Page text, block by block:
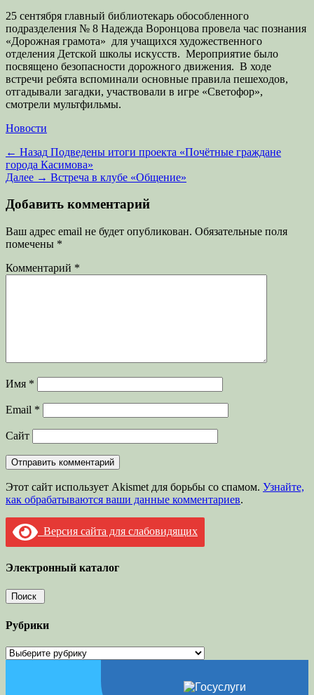
25 сентября главный библиотекарь обособленного
подразделения № 8 Надежда Воронцова провела час познания
«Дорожная грамота» для учащихся художественного
отделения Детской школы искусств. Мероприятие было
посвящено безопасности дорожного движения. В ходе
встречи ребята вспоминали основные правила пешеходов,
отгадывали загадки, участвовали в игре «Светофор»,
смотрели мультфильмы.
Категории
Новости
Навигация
по
← Назад Предыдущая
запись:
Подведены итоги проекта «Почётные граждане
города Касимова»
Далее → Следующая
Встреча в клубе «Общение»
Добавить комментарий
Ваш адрес email не будет опубликован. Обязательные поля
помечены *
Комментарий *
Имя *
Email *
Сайт
Этот сайт использует Akismet для борьбы со спамом. Узнайте,
как обрабатываются ваши данные комментариев.
Версия сайта для слабовидящих
Электронный каталог
Рубрики
Рубрики